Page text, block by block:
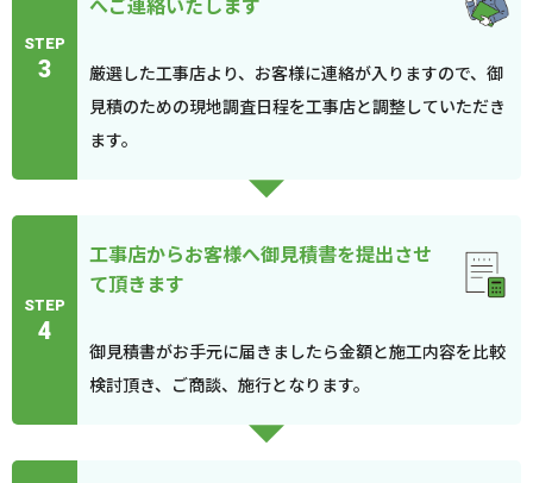
STEP
3
厳選した工事店より、お客様に連絡が入りますので、御
見積のための現地調査日程を工事店と調整していただき
ます。
STEP
4
工事店からお客様へ御見積書を提出させ
て頂きます
御見積書がお手元に届きましたら金額と施工内容を比較
検討頂き、ご商談、施行となります。